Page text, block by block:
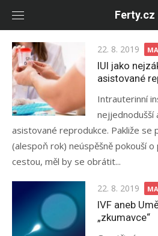
Ferty.cz
Posted
on
22. 8. 2019
IUI jako
asistované
Intrauterinní
nejjednodušší
asistované reprodukce. Pakliže se
(alespoň rok) neúspěšně pokouší
cestou, měl by se obrátit...
Posted
on
22. 8. 2019
IVF aneb
„zkumavce“